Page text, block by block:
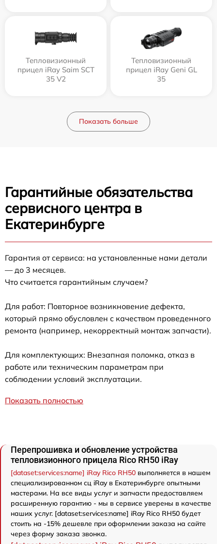
Тепловизионный
прицел iRay Saim SCT
35 V2
Тепловизионный
прицел iRay Geni GL
35
Показать больше
Гарантийные обязательства
сервисного центра в
Екатеринбурге
Гарантия от сервиса: на установленные нами детали
— до 3 месяцев.
Что считается гарантийным случаем?
Для работ: Повторное возникновение дефекта,
который прямо обусловлен с качеством проведенного
ремонта (например, некорректный монтаж запчасти).
Для комплектующих: Внезапная поломка, отказ в
работе или техническим параметрам при
соблюдении условий эксплуатации.
Показать полностью
Перепрошивка и обновление устройства
тепловизионного прицела Rico RH50 iRay
[dataset:services:name] iRay Rico RH50 выполняется в нашем
специализированном сц iRay в Екатеринбурге опытными
мастерами. На все виды услуг и запчасти предоставляем
расширенную гарантию - мы в сервисе уверены в качестве
наших услуг. [dataset:services:name] iRay Rico RH50 будет
стоить на -15% дешевле при оформлении заказа на сайте
через форму заказа звонка.